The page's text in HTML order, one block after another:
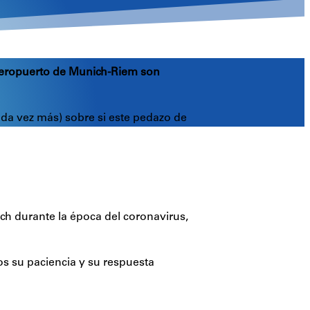
de Munich-Riem son
vez más) sobre si este pedazo de
durante la época del coronavirus,
su paciencia y su respuesta